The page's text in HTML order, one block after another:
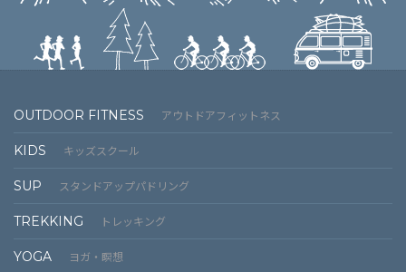
OUTDOOR FITNESS アウトドアフィットネス
KIDS キッズスクール
SUP スタンドアップパドリング
TREKKING トレッキング
YOGA ヨガ・瞑想